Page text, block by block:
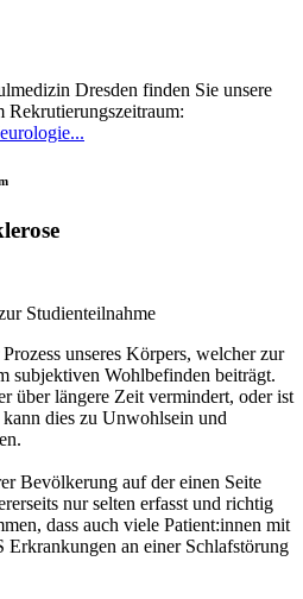
Dresden finden Sie unsere
Rekrutierungszeitraum:
Studienteilnahme
unseres Körpers, welcher zur
subjektiven Wohlbefinden beiträgt.
über längere Zeit vermindert, oder ist
dies zu Unwohlsein und
Bevölkerung auf der einen Seite
nur selten erfasst und richtig
dass auch viele Patient:innen mit
an einer Schlafstörung